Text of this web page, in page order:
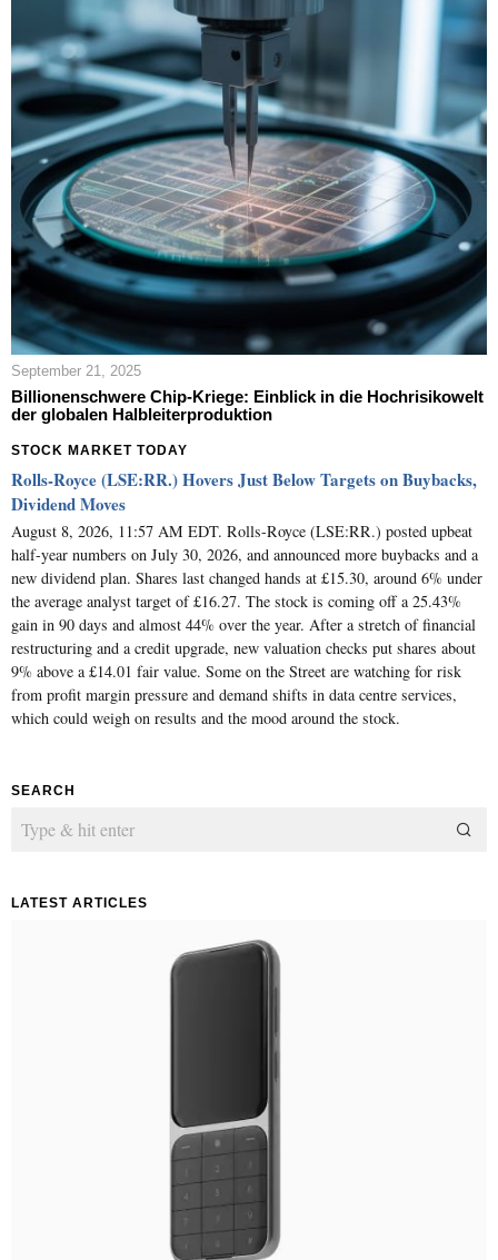
September 21, 2025
Billionenschwere Chip-Kriege: Einblick in die Hochrisikowelt
der globalen Halbleiterproduktion
STOCK MARKET TODAY
Rolls-Royce (LSE:RR.) Hovers Just Below Targets on Buybacks,
Dividend Moves
August 8, 2026, 11:57 AM EDT. Rolls-Royce (LSE:RR.) posted upbeat
half-year numbers on July 30, 2026, and announced more buybacks and a
new dividend plan. Shares last changed hands at £15.30, around 6% under
the average analyst target of £16.27. The stock is coming off a 25.43%
gain in 90 days and almost 44% over the year. After a stretch of financial
restructuring and a credit upgrade, new valuation checks put shares about
9% above a £14.01 fair value. Some on the Street are watching for risk
from profit margin pressure and demand shifts in data centre services,
which could weigh on results and the mood around the stock.
SEARCH
LATEST ARTICLES